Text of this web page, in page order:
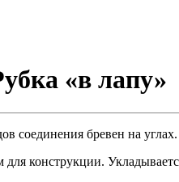
«в лапу»
соединения бревен на
конструкции.